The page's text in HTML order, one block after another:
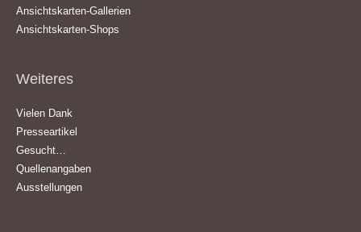
Ansichtskarten-Gallerien
Ansichtskarten-Shops
Weiteres
Vielen Dank
Presseartikel
Gesucht…
Quellenangaben
Ausstellungen